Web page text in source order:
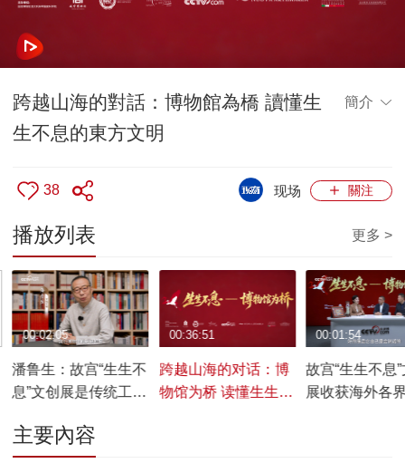
跨越山海的對話：博物館為橋 讀懂生
生不息的東方文明
簡介
38 關注
现场
播放列表 更多 >
潘鲁生：故宫“生生不
息”文创展是传统工艺
00:02:05
跨越山海的对话：博
物馆为桥 读懂生生不
00:36:51
故宫“生生不息
展收获海外各
00:01:54
主要內容